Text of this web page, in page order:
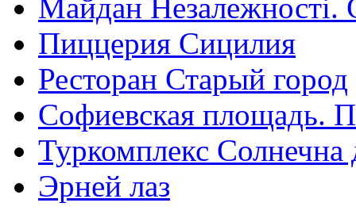
Майдан Незалежності.
Пиццерия Сицилия
Ресторан Старый город
Софиевская площадь.
Туркомплекс Солнечна
Эрней лаз